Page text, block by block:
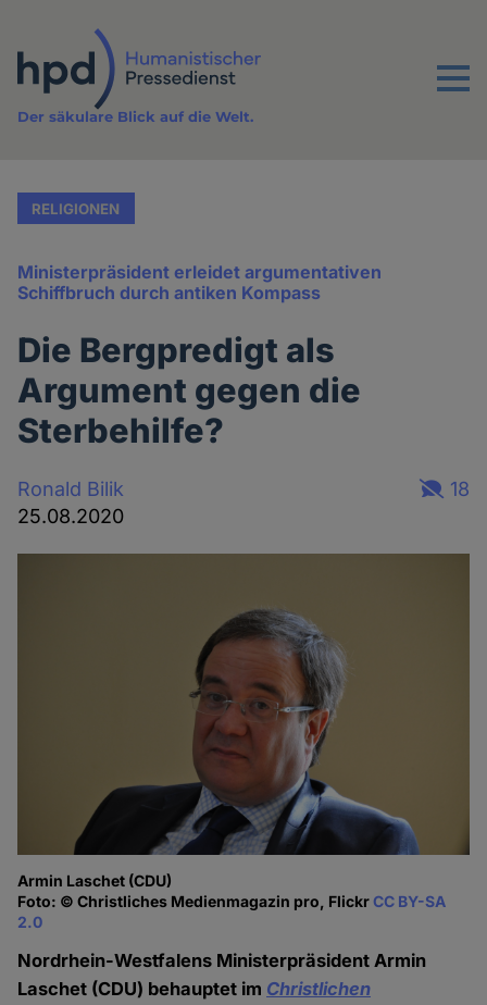
Inhalt
Menu
Der säkulare Blick auf die Welt.
RELIGIONEN
Ministerpräsident erleidet argumentativen
Schiffbruch durch antiken Kompass
Die Bergpredigt als
Argument gegen die
Sterbehilfe?
Ronald Bilik
25.08.2020
18
Armin Laschet (CDU)
Foto: © Christliches Medienmagazin pro, FlickrCC BY-SA
2.0
Nordrhein-Westfalens Ministerpräsident Armin
Laschet (CDU) behauptet im Christlichen